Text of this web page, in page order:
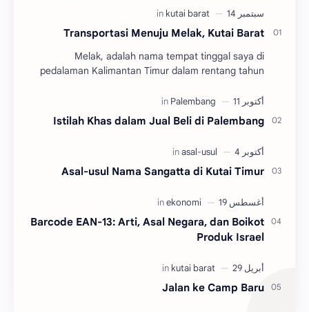
Transportasi Menuju Melak, Kutai Barat
Melak, adalah nama tempat tinggal saya di
pedalaman Kalimantan Timur dalam rentang tahun
kecamatan y…
Istilah Khas dalam Jual Beli di Palembang
Asal-usul Nama Sangatta di Kutai Timur
Barcode EAN-13: Arti, Asal Negara, dan Boikot
Produk Israel
Jalan ke Camp Baru